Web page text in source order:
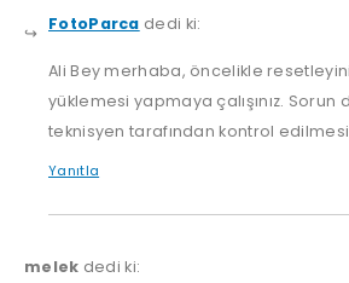
FotoParca dedi ki:
Ali Bey merhaba, öncelikle
yüklemesi yapmaya çalışınız.
teknisyen tarafından kontrol
Yanıtla
melek dedi ki: